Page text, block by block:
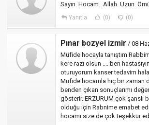
Sayın. Hocam.. Allah. Uzun.
Yanıtla (0) (0)
Pınar bozyel izmir / 08
Müfide hocayla tanıştım
kere razı olsun .... ben
oturuyorum kanser tedavim
Müfide hocamla hiç bir zaman
benden çıkan sonuçlarımı
gösterir. ERZURUM çok şanslı
olduğu için Rabnime emabet
hocamı size de çok teşekkür